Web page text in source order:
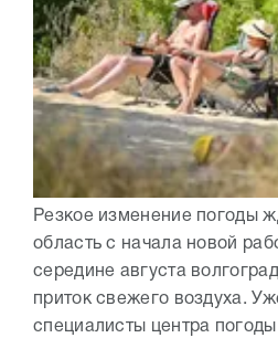
Резкое изменение погоды
область с начала новой
середине августа
приток свежего воздуха.
специалисты центра